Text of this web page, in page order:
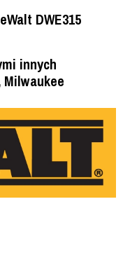
DWE315
innych